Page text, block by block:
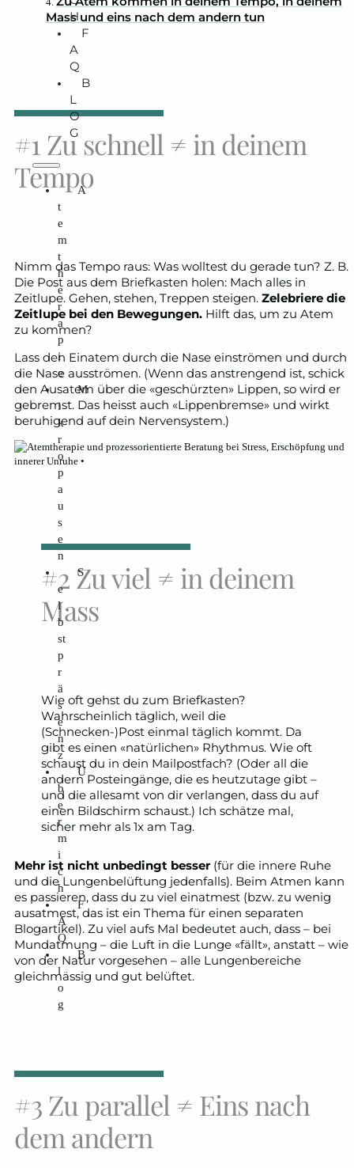
H
F
A
Q
B
L
O
G
A
t
e
m
t
h
e
r
a
p
i
e
M
i
k
r
o
p
a
u
s
e
n
S
e
l
b
st
p
r
ä
s
e
n
z
Ü
b
e
r
m
i
c
h
F
A
Q
B
l
o
g
Mass und eins nach dem andern tun
#1 Zu schnell ≠ in deinem
Tempo
Nimm das Tempo raus: Was wolltest du gerade tun? Z. B.
Die Post aus dem Briefkasten holen: Mach alles in
Zeitlupe. Gehen, stehen, Treppen steigen. Zelebriere die
Zeitlupe bei den Bewegungen. Hilft das, um zu Atem
zu kommen?
Lass den Einatem durch die Nase einströmen und durch
die Nase ausströmen. (Wenn das anstrengend ist, schick
den Ausatem über die «geschürzten» Lippen, so wird er
gebremst. Das heisst auch «Lippenbremse» und wirkt
beruhigend auf dein Nervensystem.)
#2 Zu viel ≠ in deinem
Mass
Wie oft gehst du zum Briefkasten?
Wahrscheinlich täglich, weil die
(Schnecken-)Post einmal täglich kommt. Da
gibt es einen «natürlichen» Rhythmus. Wie oft
schaust du in dein Mailpostfach? (Oder all die
andern Posteingänge, die es heutzutage gibt –
und die allesamt von dir verlangen, dass du auf
einen Bildschirm schaust.) Ich schätze mal,
sicher mehr als 1x am Tag.
Mehr ist nicht unbedingt besser(für die innere Ruhe
und die Lungenbelüftung jedenfalls). Beim Atmen kann
es passieren, dass du zu viel einatmest (bzw. zu wenig
ausatmest, das ist ein Thema für einen separaten
Blogartikel). Zu viel aufs Mal bedeutet auch, dass – bei
Mundatmung – die Luft in die Lunge «fällt», anstatt – wie
von der Natur vorgesehen – alle Lungenbereiche
gleichmässig und gut belüftet.
#3 Zu parallel ≠ Eins nach
dem andern